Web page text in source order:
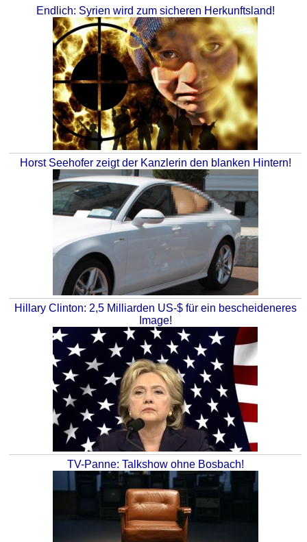
Endlich: Syrien wird zum sicheren Herkunftsland!
Horst Seehofer zeigt der Kanzlerin den blanken Hintern!
Hillary Clinton: 2,5 Milliarden US-$ für ein bescheideneres
Image!
TV-Panne: Talkshow ohne Bosbach!